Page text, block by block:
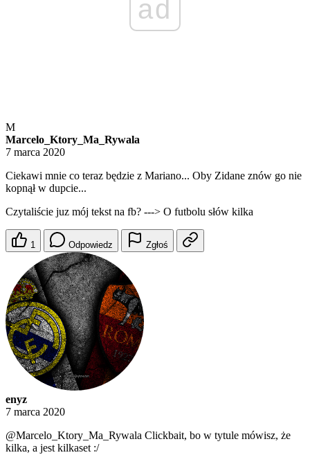
ad
M
Marcelo_Ktory_Ma_Rywala
7 marca 2020
Ciekawi mnie co teraz będzie z Mariano... Oby Zidane znów go nie
kopnął w dupcie...
Czytaliście juz mój tekst na fb? ---> O futbolu słów kilka
1 Odpowiedz Zgłoś
enyz
7 marca 2020
@Marcelo_Ktory_Ma_Rywala Clickbait, bo w tytule mówisz, że
kilka, a jest kilkaset :/